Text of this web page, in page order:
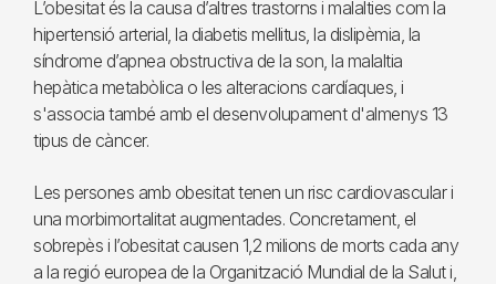
L’obesitat és la causa d’altres trastorns i malalties com la
hipertensió arterial, la diabetis mellitus, la dislipèmia, la
síndrome d’apnea obstructiva de la son, la malaltia
hepàtica metabòlica o les alteracions cardíaques, i
s'associa també amb el desenvolupament d'almenys 13
tipus de càncer.
Les persones amb obesitat tenen un risc cardiovascular i
una morbimortalitat augmentades. Concretament, el
sobrepès i l’obesitat causen 1,2 milions de morts cada any
a la regió europea de la Organització Mundial de la Salut i,